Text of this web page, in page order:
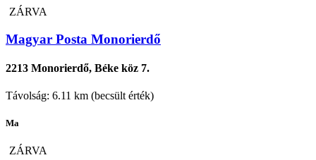
ZÁRVA
Magyar Posta Monorierdő
2213 Monorierdő, Béke köz 7.
Távolság: 6.11 km (becsült érték)
Ma
ZÁRVA